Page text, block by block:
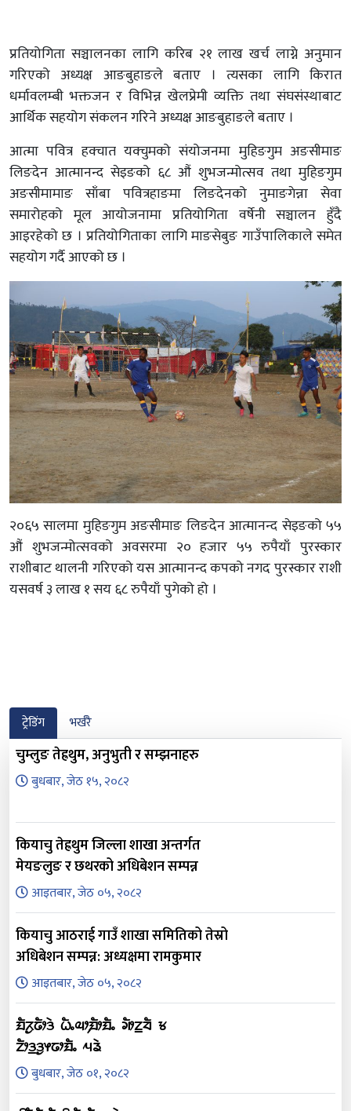
प्रतियोगिता सञ्चालनका लागि करिब २१ लाख खर्च लाग्ने अनुमान
गरिएको अध्यक्ष आङबुहाङले बताए । त्यसका लागि किरात
धर्मावलम्बी भक्तजन र विभिन्न खेलप्रेमी व्यक्ति तथा संघसंस्थाबाट
आर्थिक सहयोग संकलन गरिने अध्यक्ष आङबुहाङले बताए ।
आत्मा पवित्र हक्चात यक्चुमको संयोजनमा मुहिङगुम अङसीमाङ
लिङदेन आत्मानन्द सेइङको ६८ औं शुभजन्मोत्सव तथा मुहिङगुम
अङसीमामाङ साँबा पवित्रहाङमा लिङदेनको नुमाङगेन्ना सेवा
समारोहको मूल आयोजनामा प्रतियोगिता वर्षेनी सञ्चालन हुँदै
आइरहेको छ । प्रतियोगिताका लागि माङसेबुङ गाउँपालिकाले समेत
सहयोग गर्दै आएको छ ।
२०६५ सालमा मुहिङगुम अङसीमाङ लिङदेन आत्मानन्द सेइङको ५५
औं शुभजन्मोत्सवको अवसरमा २० हजार ५५ रुपैयाँ पुरस्कार
राशीबाट थालनी गरिएको यस आत्मानन्द कपको नगद पुरस्कार राशी
यसवर्ष ३ लाख १ सय ६८ रुपैयाँ पुगेको हो ।
ट्रेडिंग भर्खरै
चुम्लुङ तेह्रथुम, अनुभुती र सम्झनाहरु
बुधबार, जेठ १५, २०८२
कियाचु तेह्रथुम जिल्ला शाखा अन्तर्गत
मेयङलुङ र छथरको अधिबेशन सम्पन्न
आइतबार, जेठ ०५, २०८२
कियाचु आठराई गाउँ शाखा समितिको तेस्रो
अधिबेशन सम्पन्न: अध्यक्षमा रामकुमार
आइतबार, जेठ ०५, २०८२
ᤀᤠᤖᤢᤒᤥᤋᤧ ᤐᤠᤱᤓᤣ᤹ᤀᤥᤀᤠᤱ ᤆᤥᤁ᤻ᤔᤠ ᤃ
ᤁᤥᤋ᤻ᤋᤢᤶᤒᤣᤀᤠᤱ ᤘᤕᤧ
बुधबार, जेठ ०१, २०८२